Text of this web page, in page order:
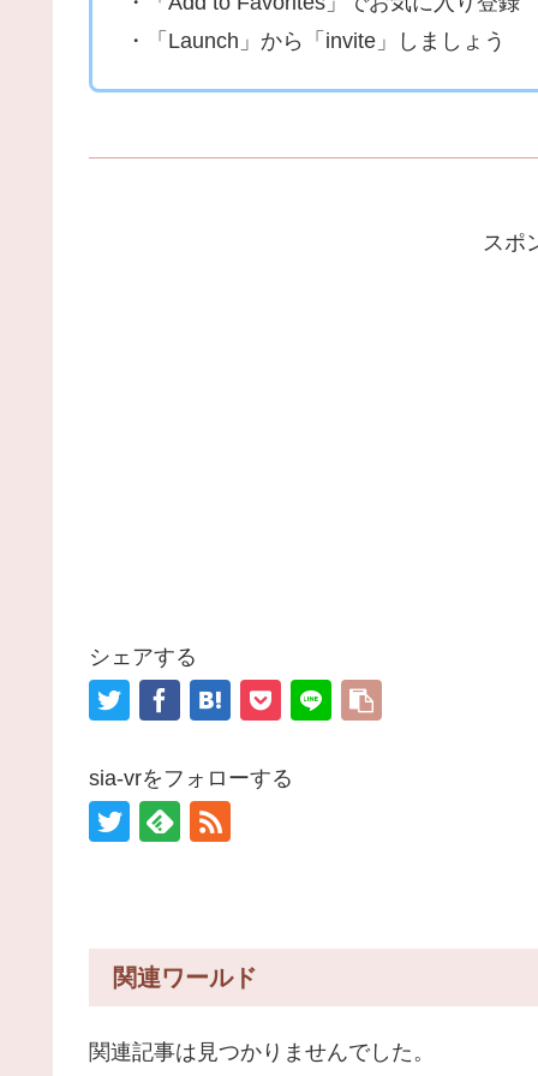
・「Launch」から「invite」しましょう
スポ
シェアする
sia-vrをフォローする
関連ワールド
関連記事は見つかりませんでした。